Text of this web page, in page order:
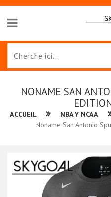
NONAME SAN
ACCUEIL NBA Y NCAA
Noname San Antonio